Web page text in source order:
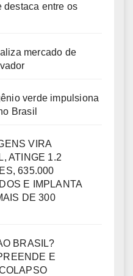
destaca entre os
mercado de
verde impulsiona
Brasil
VIRA
ATINGE 1.2
635.000
E IMPLANTA
DE 300
BRASIL?
E